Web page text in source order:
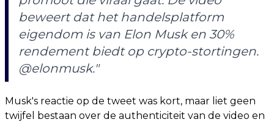
beweert dat het handelsplatform
eigendom is van Elon Musk en 30%
rendement biedt op crypto-stortingen.
@elonmusk."
Musk's reactie op de tweet was kort, maar liet geen
twijfel bestaan ​​over de authenticiteit van de video en